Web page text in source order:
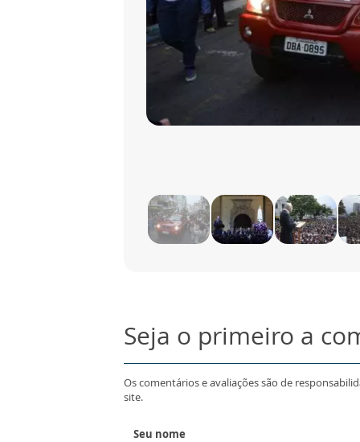
Seja o primeiro a
Os comentários e avaliações são de
site.
Seu nome